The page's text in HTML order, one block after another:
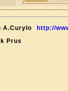
http://
Prus